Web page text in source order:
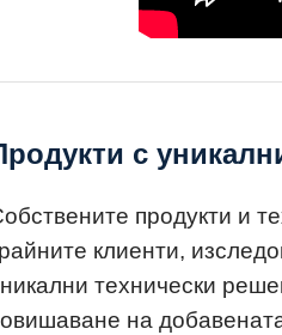
с
продукти и
клиенти,
технически
на